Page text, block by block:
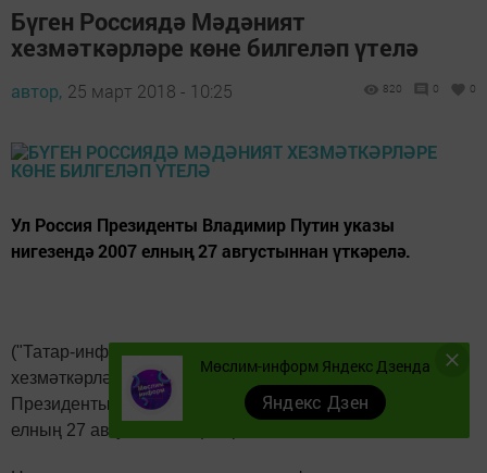
Бүген Россиядә Мәдәният
хезмәткәрләре көне билгеләп үтелә
автор, 25 март 2018 - 10:25 820 0 0
Ул Россия Президенты Владимир Путин указы
нигезендә 2007 елның 27 августыннан үткәрелә.
("Татар-информ"). Бүген Россиядә Мәдәният
хезмәткәрләре көне билгеләп үтелә. Ул Россия
Президенты Владимир Путин указы нигезендә 2007
елның 27 августыннан үткәрелә.
Мөслим-информ Яндекс Дзенда
Яндекс Дзен